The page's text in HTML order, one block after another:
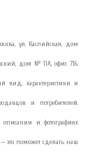
ул. Каспийская, дом
дом № 11А, офис 716.
вид, характеристики и
и потребителей.
и фотографиях
это поможет сделать наш